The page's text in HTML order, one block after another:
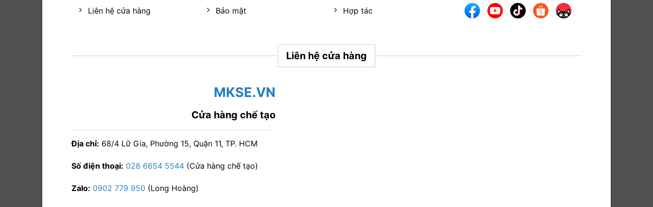
Liên hệ cửa hàng
Bảo mật
Hợp tác
Liên hệ cửa hàng
MKSE.VN
Cửa hàng chế tạo
Địa chỉ: 68/4 Lữ Gia, Phường 15, Quận 11, TP. HCM
Số điện thoại: 028 6654 5544 (Cửa hàng chế tạo)
Zalo: 0902 779 950 (Long Hoàng)